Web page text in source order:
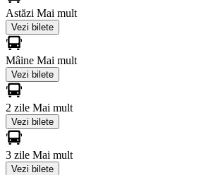
Astăzi Mai mult
Vezi bilete
Mâine Mai mult
Vezi bilete
2 zile Mai mult
Vezi bilete
3 zile Mai mult
Vezi bilete